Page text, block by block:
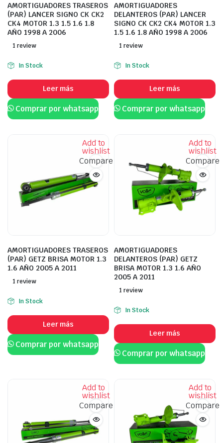
AMORTIGUADORES TRASEROS
(PAR) LANCER SIGNO CK CK2
CK4 MOTOR 1.3 1.5 1.6 1.8
AÑO 1998 A 2006
1 review
In Stock
Leer más
Comprar por whatsapp
AMORTIGUADORES
DELANTEROS (PAR) LANCER
SIGNO CK CK2 CK4 MOTOR 1.3
1.5 1.6 1.8 AÑO 1998 A 2006
1 review
In Stock
Leer más
Comprar por whatsapp
Add to
wishlist
Compare
AMORTIGUADORES TRASEROS
(PAR) GETZ BRISA MOTOR 1.3
1.6 AÑO 2005 A 2011
1 review
In Stock
Leer más
Comprar por whatsapp
Add to
wishlist
Compare
AMORTIGUADORES
DELANTEROS (PAR) GETZ
BRISA MOTOR 1.3 1.6 AÑO
2005 A 2011
1 review
In Stock
Leer más
Comprar por whatsapp
Add to
wishlist
Compare
Add to
wishlist
Compare